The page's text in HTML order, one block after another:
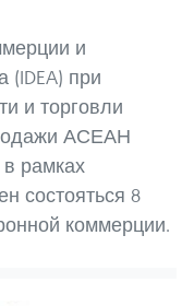
и
при
и торговли
АСЕАН
в рамках
состояться 8
коммерции.